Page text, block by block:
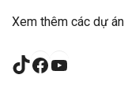
Xem thêm các dự
TikTok
Facebook